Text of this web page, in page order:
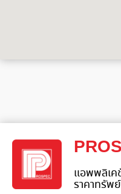
แอพพลิเค
ราคาทรัพ